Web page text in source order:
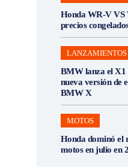
Honda WR-V VS
precios
LANZAMIENTOS
BMW lanza el
nueva versión de
BMW X
MOTOS
Honda dominó el
motos en julio en